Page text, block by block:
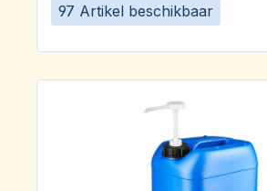
97 Artikel beschikbaar